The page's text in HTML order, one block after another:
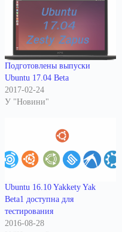
Подготовлены выпуски
Ubuntu 17.04 Beta
2017-02-24
У "Новини"
Ubuntu 16.10 Yakkety Yak
Beta1 доступна для
тестирования
2016-08-28